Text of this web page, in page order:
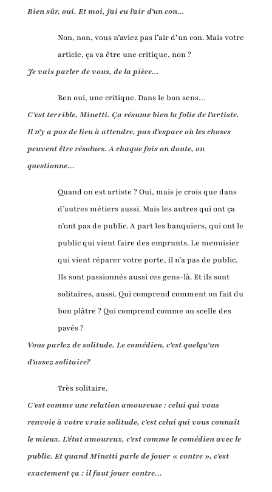
Bien sûr, oui. Et moi, j'ai eu l'air d'un con...
Non, non, vous n’aviez pas l’air d’un con. Mais votre
article, ça va être une critique, non ?
Je vais parler de vous, de la pièce...
Ben oui, une critique. Dans le bon sens…
C’est terrible, Minetti. Ça résume bien la folie de l’artiste.
Il n’y a pas de lieu à attendre, pas d’espace où les choses
peuvent être résolues. A chaque fois on doute, on
questionne…
Quand on est artiste ? Oui, mais je crois que dans
d’autres métiers aussi. Mais les autres qui ont ça
n’ont pas de public. A part les banquiers, qui ont le
public qui vient faire des emprunts. Le menuisier
qui vient réparer votre porte, il n’a pas de public.
Ils sont passionnés aussi ces gens-là. Et ils sont
solitaires, aussi. Qui comprend comment on fait du
bon plâtre ? Qui comprend comme on scelle des
pavés ?
Vous parlez de solitude. Le comédien, c’est quelqu’un
d’assez solitaire?
Très solitaire.
C’est comme une relation amoureuse : celui qui vous
renvoie à votre vraie solitude, c’est celui qui vous connaît
le mieux. L’état amoureux, c’est comme le comédien avec le
public. Et quand Minetti parle de jouer « contre », c’est
exactement ça : il faut jouer contre…